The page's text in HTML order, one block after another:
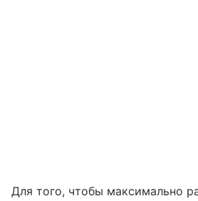
Для того, чтобы максимально